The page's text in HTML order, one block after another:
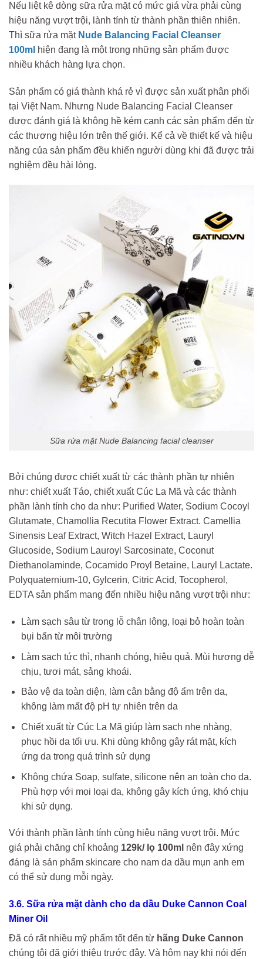
Nếu liệt kê dòng sữa rửa mặt có mức giá vừa phải cùng
hiệu năng vượt trội, lành tính từ thành phần thiên nhiên.
Thì sữa rửa mặt Nude Balancing Facial Cleanser
100ml hiện đang là một trong những sản phẩm được
nhiều khách hàng lựa chọn.
Sản phẩm có giá thành khá rẻ vì được sản xuất phân phối
tại Việt Nam. Nhưng Nude Balancing Facial Cleanser
được đánh giá là không hề kém cạnh các sản phẩm đến từ
các thương hiệu lớn trên thế giới. Kể cả về thiết kế và hiệu
năng của sản phẩm đều khiến người dùng khi đã được trải
nghiệm đều hài lòng.
Sữa rửa mặt Nude Balancing facial cleanser
Bởi chúng được chiết xuất từ các thành phần tự nhiên
như: chiết xuất Táo, chiết xuất Cúc La Mã và các thành
phần lành tính cho da như: Purified Water, Sodium Cocoyl
Glutamate, Chamollia Recutita Flower Extract. Camellia
Sinensis Leaf Extract, Witch Hazel Extract, Lauryl
Glucoside, Sodium Lauroyl Sarcosinate, Coconut
Diethanolaminde, Cocamido Proyl Betaine, Lauryl Lactate.
Polyquaternium-10, Gylcerin, Citric Acid, Tocopherol,
EDTA sản phẩm mang đến nhiều hiệu năng vượt trội như:
Làm sạch sâu từ trong lỗ chân lông, loại bỏ hoàn toàn
bụi bẩn từ môi trường
Làm sạch tức thì, nhanh chóng, hiệu quả. Mùi hương dễ
chịu, tươi mát, sảng khoái.
Bảo vệ da toàn diện, làm cân bằng độ ẩm trên da,
không làm mất độ pH tự nhiên trên da
Chiết xuất từ Cúc La Mã giúp làm sạch nhẹ nhàng,
phục hồi da tối ưu. Khi dùng không gây rát mặt, kích
ứng da trong quá trình sử dụng
Không chứa Soap, sulfate, silicone nên an toàn cho da.
Phù hợp với mọi loại da, không gây kích ứng, khó chịu
khi sử dụng.
Với thành phần lành tính cùng hiệu năng vượt trội. Mức
giá phải chăng chỉ khoảng 129k/ lọ 100ml nên đây xứng
đáng là sản phẩm skincare cho nam da dầu mụn anh em
có thể sử dụng mỗi ngày.
3.6. Sữa rửa mặt dành cho da dầu Duke Cannon Coal
Miner Oil
Đã có rất nhiều mỹ phẩm tốt đến từ hãng Duke Cannon
chúng tôi đã giới thiệu trước đây. Và hôm nay khi nói đến